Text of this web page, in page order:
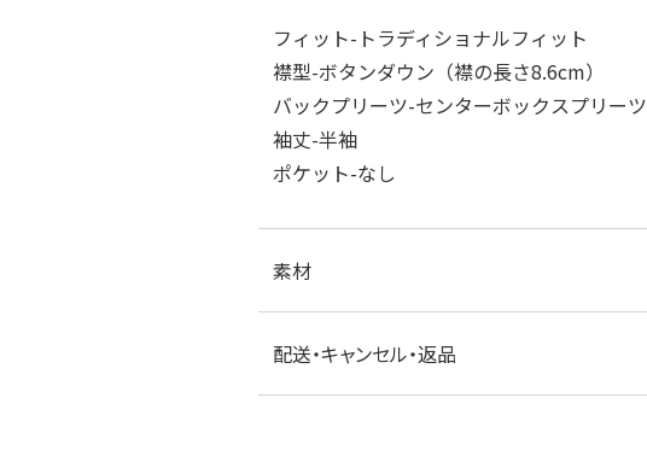
フィット-トラディショナルフィット
襟型-ボタンダウン（襟の長さ8.6cm）
バックプリーツ-センターボックスプリーツ
袖丈-半袖
ポケット-なし
素材
配送・キャンセル・返品